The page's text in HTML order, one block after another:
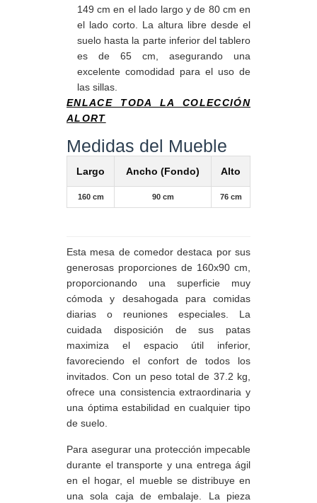
149 cm en el lado largo y de 80 cm en
el lado corto. La altura libre desde el
suelo hasta la parte inferior del tablero
es de 65 cm, asegurando una
excelente comodidad para el uso de
las sillas.
ENLACE TODA LA COLECCIÓN
ALORT
Medidas del Mueble
Largo Ancho (Fondo) Alto
160 cm 90 cm 76 cm
Esta mesa de comedor destaca por sus
generosas proporciones de 160x90 cm,
proporcionando una superficie muy
cómoda y desahogada para comidas
diarias o reuniones especiales. La
cuidada disposición de sus patas
maximiza el espacio útil inferior,
favoreciendo el confort de todos los
invitados. Con un peso total de 37.2 kg,
ofrece una consistencia extraordinaria y
una óptima estabilidad en cualquier tipo
de suelo.
Para asegurar una protección impecable
durante el transporte y una entrega ágil
en el hogar, el mueble se distribuye en
una sola caja de embalaje. La pieza